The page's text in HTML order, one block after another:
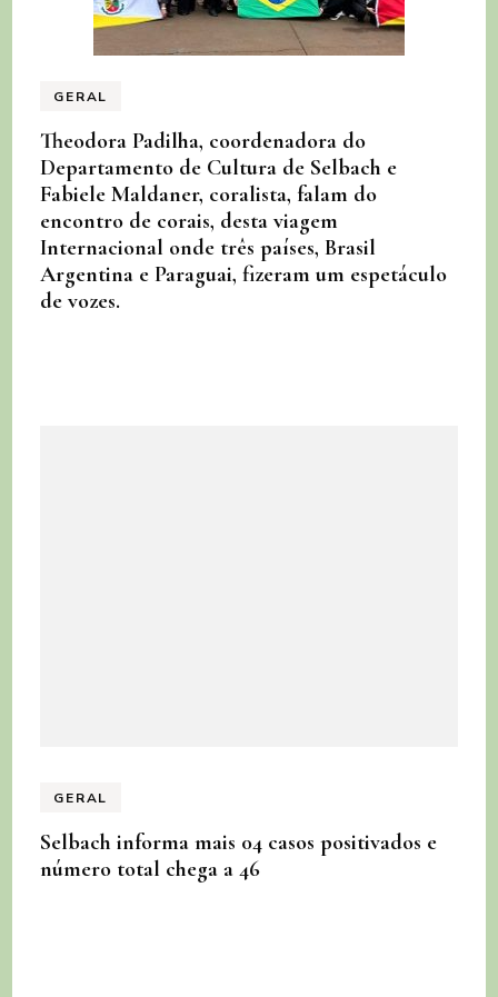
GERAL
Theodora Padilha, coordenadora do
Departamento de Cultura de Selbach e
Fabiele Maldaner, coralista, falam do
encontro de corais, desta viagem
Internacional onde três países, Brasil
Argentina e Paraguai, fizeram um espetáculo
de vozes.
GERAL
Selbach informa mais 04 casos positivados e
número total chega a 46